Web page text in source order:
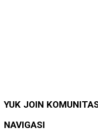
YUK JOIN
NAVIGASI